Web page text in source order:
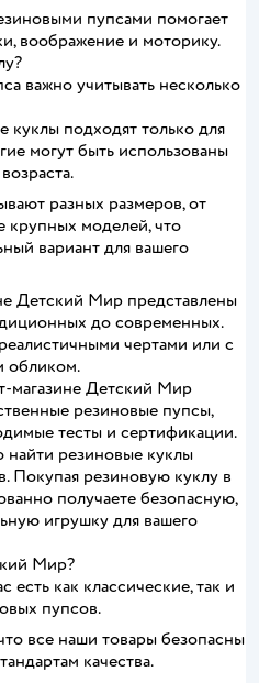
пупсами помогает
воображение и моторику.
важно учитывать несколько
куклы подходят только для
могут быть использованы
разных размеров, от
крупных моделей, что
вариант для вашего
Детский Мир представлены
до современных.
чертами или с
обликом.
магазине Детский Мир
резиновые пупсы,
тесты и сертификации.
резиновые куклы
Покупая резиновую куклу в
получаете безопасную,
игрушку для вашего
Мир?
как классические, так и
пупсов.
все наши товары безопасны
качества.